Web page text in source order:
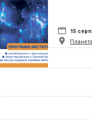
15